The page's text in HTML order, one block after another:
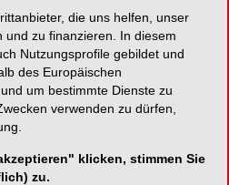
Behandlungen
GmbH
die uns helfen, unser
und zu finanzieren. In diesem
Nutzungsprofile gebildet und
des Europäischen
um bestimmte Dienste zu
verwenden zu dürfen,
klicken, stimmen Sie
zu.